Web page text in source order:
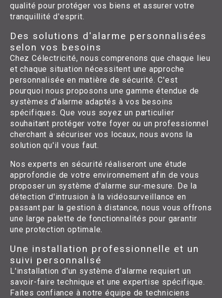
qualité pour protéger vos biens et assurer votre
tranquillité d'esprit.
Des solutions d'alarme personnalisées
selon vos besoins
Chez Célectricité, nous comprenons que chaque lieu
et chaque situation nécessitent une approche
personnalisée en matière de sécurité. C'est
pourquoi nous proposons une gamme étendue de
systèmes d'alarme adaptés à vos besoins
spécifiques. Que vous soyez un particulier
souhaitant protéger votre foyer ou un professionnel
cherchant à sécuriser vos locaux, nous avons la
solution qu'il vous faut.
Nos experts en sécurité réaliseront une étude
approfondie de votre environnement afin de vous
proposer un système d'alarme sur-mesure. De la
détection d'intrusion à la vidéosurveillance en
passant par la gestion à distance, nous vous offrons
une large palette de fonctionnalités pour garantir
une protection optimale.
Une installation professionnelle et un
suivi personnalisé
L'installation d'un système d'alarme requiert un
savoir-faire technique et une expertise spécifique.
Faites confiance à notre équipe de techniciens